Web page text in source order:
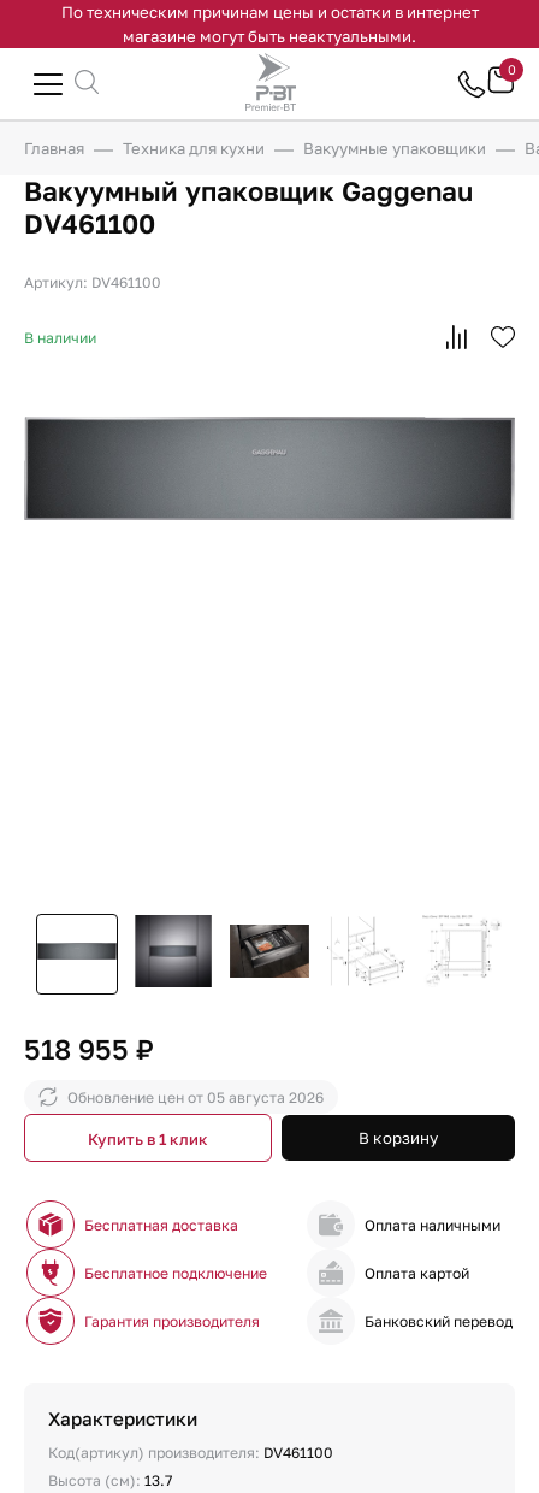
По техническим причинам цены и остатки в интернет
магазине могут быть неактуальными.
0
Главная Техника для кухни Вакуумные упаковщики
Вакуумный упаковщик Gaggenau
DV461100
Артикул: DV461100
В наличии
518 955 ₽
Обновление цен от 05 августа 2026
В корзину
Купить в 1 клик
Бесплатная доставка
Бесплатное подключение
Гарантия производителя
Оплата наличными
Оплата картой
Банковский перевод
Характеристики
Код(артикул) производителя: DV461100
Высота (см): 13.7